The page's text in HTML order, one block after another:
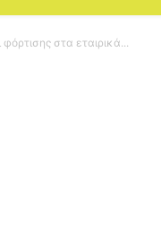
στα εταιρικά...